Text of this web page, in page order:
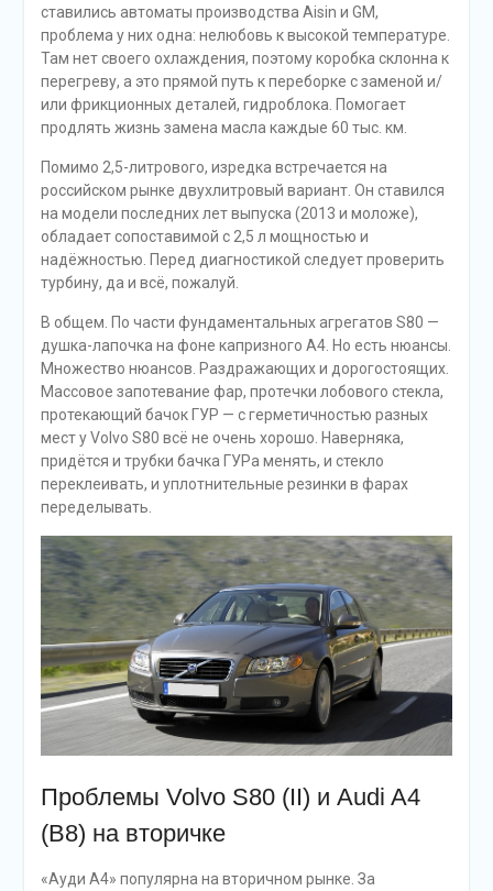
ставились автоматы производства Aisin и GM,
проблема у них одна: нелюбовь к высокой температуре.
Там нет своего охлаждения, поэтому коробка склонна к
перегреву, а это прямой путь к переборке с заменой и/
или фрикционных деталей, гидроблока. Помогает
продлять жизнь замена масла каждые 60 тыс. км.
Помимо 2,5-литрового, изредка встречается на
российском рынке двухлитровый вариант. Он ставился
на модели последних лет выпуска (2013 и моложе),
обладает сопоставимой с 2,5 л мощностью и
надёжностью. Перед диагностикой следует проверить
турбину, да и всё, пожалуй.
В общем. По части фундаментальных агрегатов S80 —
душка-лапочка на фоне капризного А4. Но есть нюансы.
Множество нюансов. Раздражающих и дорогостоящих.
Массовое запотевание фар, протечки лобового стекла,
протекающий бачок ГУР — с герметичностью разных
мест у Volvo S80 всё не очень хорошо. Наверняка,
придётся и трубки бачка ГУРа менять, и стекло
переклеивать, и уплотнительные резинки в фарах
переделывать.
Проблемы Volvo S80 (II) и Audi A4
(B8) на вторичке
«Ауди А4» популярна на вторичном рынке. За